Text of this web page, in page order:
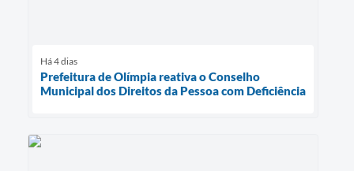
Há 4 dias
Prefeitura de Olímpia reativa o Conselho
Municipal dos Direitos da Pessoa com Deficiência